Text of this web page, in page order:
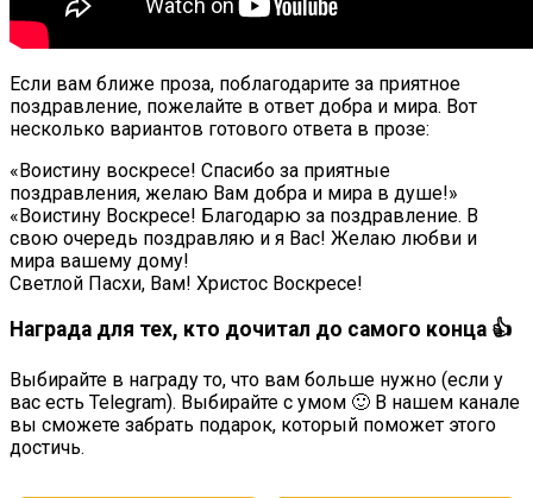
Если вам ближе проза, поблагодарите за приятное
поздравление, пожелайте в ответ добра и мира. Вот
несколько вариантов готового ответа в прозе:
«Воистину воскресе! Спасибо за приятные
поздравления, желаю Вам добра и мира в душе!»
«Воистину Воскресе! Благодарю за поздравление. В
свою очередь поздравляю и я Вас! Желаю любви и
мира вашему дому!
Светлой Пасхи, Вам! Христос Воскресе!
Награда для тех, кто дочитал до самого конца 👍
Выбирайте в награду то, что вам больше нужно (если у
вас есть Telegram). Выбирайте с умом 🙂 В нашем канале
вы сможете забрать подарок, который поможет этого
достичь.